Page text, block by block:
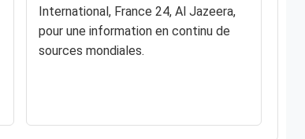
International, France 24, Al Jazeera,
pour une information en continu de
sources mondiales.